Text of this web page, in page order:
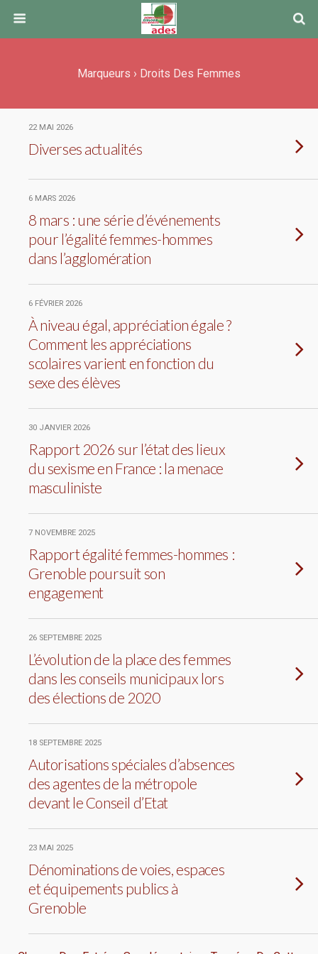
Marqueurs › Droits Des Femmes
22 MAI 2026
Diverses actualités
6 MARS 2026
8 mars : une série d’événements
pour l’égalité femmes-hommes
dans l’agglomération
6 FÉVRIER 2026
À niveau égal, appréciation égale ?
Comment les appréciations
scolaires varient en fonction du
sexe des élèves
30 JANVIER 2026
Rapport 2026 sur l’état des lieux
du sexisme en France : la menace
masculiniste
7 NOVEMBRE 2025
Rapport égalité femmes-hommes :
Grenoble poursuit son
engagement
26 SEPTEMBRE 2025
L’évolution de la place des femmes
dans les conseils municipaux lors
des élections de 2020
18 SEPTEMBRE 2025
Autorisations spéciales d’absences
des agentes de la métropole
devant le Conseil d’Etat
23 MAI 2025
Dénominations de voies, espaces
et équipements publics à
Grenoble